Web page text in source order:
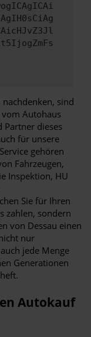
sind
vom Autohaus
Partner dieses
für unsere
gehören
Fahrzeugen,
Inspektion, HU
Sie für Ihren
zahlen, sondern
von Dessau einen
nur
jede Menge
Generationen
Autokauf